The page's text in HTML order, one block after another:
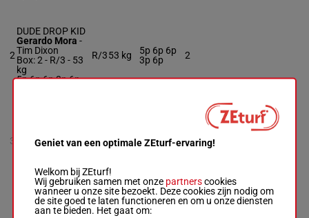
2
DUDE DROP KID
Gerardo Mora -
Tim Dixon
Box: 2 - R/3 - 53
kg
5p 6p 6p 3p 6p
R/353 kg
5p 6p 6p
3p 6p
2
3
Jody Pruitt
R/453 kg 6p 8p
MONET'S DEVIL
Curtis Kimes-
Geniet van een optimale ZEturf-ervaring!
Welkom bij ZEturf!
Wij gebruiken samen met onze partnerscookies
wanneer u onze site bezoekt. Deze cookies zijn nodig om
de site goed te laten functioneren en om u onze diensten
aan te bieden. Het gaat om: